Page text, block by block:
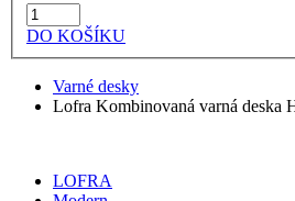
DO KOŠÍKU
Varné desky
Lofra Kombinovaná varná deska
LOFRA